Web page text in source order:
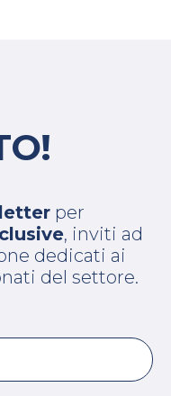
per
, inviti ad
dedicati ai
del settore.